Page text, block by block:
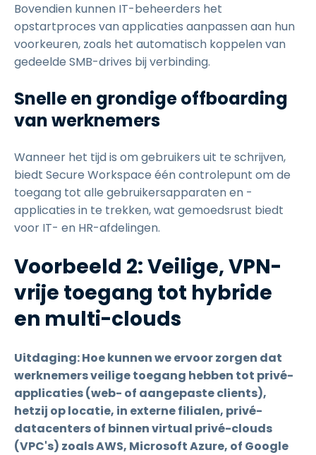
Bovendien kunnen IT-beheerders het
opstartproces van applicaties aanpassen aan hun
voorkeuren, zoals het automatisch koppelen van
gedeelde SMB-drives bij verbinding.
Snelle en grondige offboarding
van werknemers
Wanneer het tijd is om gebruikers uit te schrijven,
biedt Secure Workspace één controlepunt om de
toegang tot alle gebruikersapparaten en -
applicaties in te trekken, wat gemoedsrust biedt
voor IT- en HR-afdelingen.
Voorbeeld 2: Veilige, VPN-
vrije toegang tot hybride
en multi-clouds
Uitdaging: Hoe kunnen we ervoor zorgen dat
werknemers veilige toegang hebben tot privé-
applicaties (web- of aangepaste clients),
hetzij op locatie, in externe filialen, privé-
datacenters of binnen virtual privé-clouds
(VPC's) zoals AWS, Microsoft Azure, of Google